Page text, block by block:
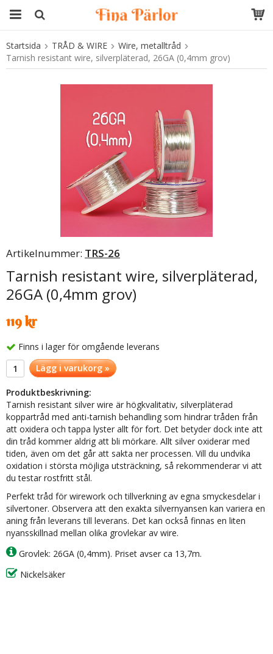
Produkten har blivit tillagd i varukorgen
Startsida TRÅD & WIRE
Wire, metalltråd
Tarnish resistant wire, silverpläterad, 26GA (0,4mm grov)
Artikelnummer: TRS-26
Tarnish resistant wire, silverpläterad,
26GA (0,4mm grov)
119 kr
Finns i lager för omgående leverans
Lägg i varukorg »
Produktbeskrivning:
Tarnish resistant silver wire är högkvalitativ, silverpläterad
koppartråd med anti-tarnish behandling som hindrar tråden från
att oxidera och tappa lyster allt för fort. Det betyder dock inte att
din tråd kommer aldrig att bli mörkare. Allt silver oxiderar med
tiden, även om det går att sakta ner processen. Vill du undvika
oxidation i största möjliga utsträckning, så rekommenderar vi att
du testar rostfritt stål.
Perfekt tråd för wirework och tillverkning av egna smyckesdelar i
silvertoner. Observera att den exakta silvernyansen kan variera en
aning från leverans till leverans. Det kan också finnas en liten
nyansskillnad mellan olika grovlekar av wire.
Grovlek: 26GA (0,4mm). Priset avser ca 13,7m.
Nickelsäker